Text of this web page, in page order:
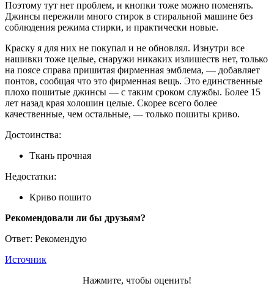
Поэтому тут нет проблем, и кнопки тоже можно поменять.
Джинсы пережили много стирок в стиральной машине без
соблюдения режима стирки, и практически новые.
Краску я для них не покупал и не обновлял. Изнутри все
нашивки тоже целые, снаружи никаких излишеств нет, только
на поясе справа пришитая фирменная эмблема, — добавляет
понтов, сообщая что это фирменная вещь. Это единственные
плохо пошитые джинсы — с таким сроком службы. Более 15
лет назад края холошин целые. Скорее всего более
качественные, чем остальные, — только пошиты криво.
Достоинства:
Ткань прочная
Недостатки:
Криво пошито
Рекомендовали ли бы друзьям?
Ответ: Рекомендую
Источник
Нажмите, чтобы оценить!